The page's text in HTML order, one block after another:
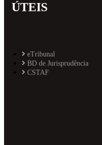
ÚTEIS
eTribunal
BD de Jurisprudência
CSTAF